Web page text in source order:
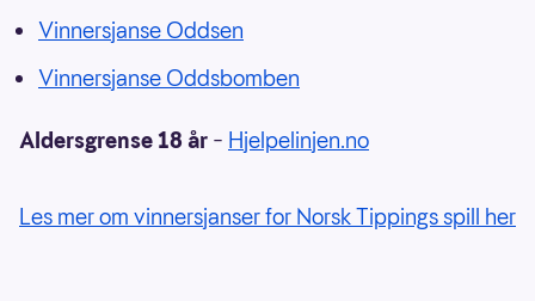
Vinnersjanse Oddsen
Vinnersjanse Oddsbomben
Aldersgrense 18 år – Hjelpelinjen.no
Les mer om vinnersjanser for Norsk Tippings spill her